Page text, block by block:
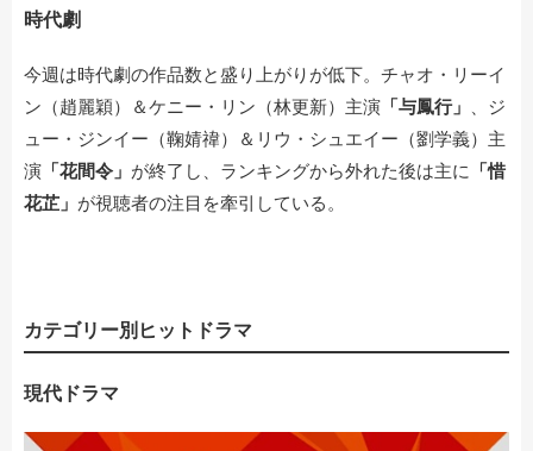
時代劇
今週は時代劇の作品数と盛り上がりが低下。チャオ・リーイ
ン（趙麗穎）＆ケニー・リン（林更新）主演 「与鳳行」
、ジ
ュー・ジンイー（鞠婧禕）＆リウ・シュエイー（劉学義）主
演 「花間令」 が終了し、ランキングから外れた後は主に
「惜
花芷」 が視聴者の注目を牽引している。
カテゴリー別ヒットドラマ
現代ドラマ